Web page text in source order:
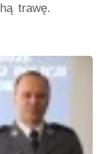
trawę.